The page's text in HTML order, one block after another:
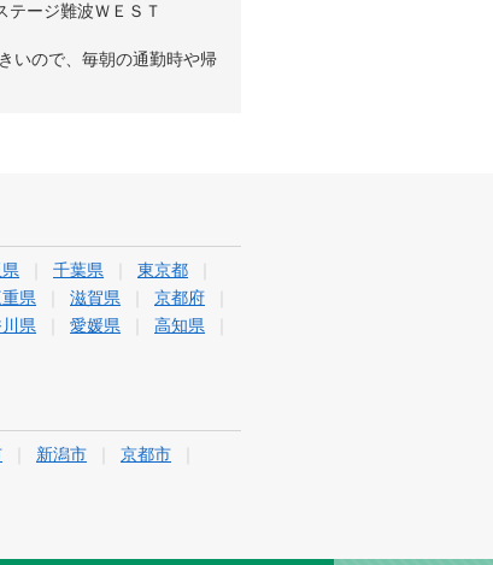
テージ難波ＷＥＳＴ
いので、毎朝の通勤時や帰
千葉県
東京都
県 滋賀県
京都府
県 愛媛県
高知県
新潟市
京都市